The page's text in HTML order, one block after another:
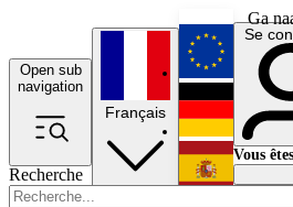
Ga
Open sub
navigation
Recherche
Français
English
Deutsch
Español
Se
Vous